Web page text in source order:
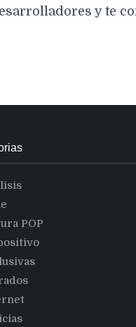
y te
POP